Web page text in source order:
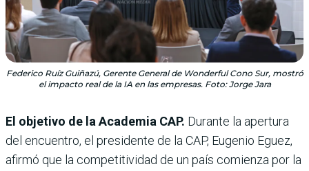
Federico Ruíz Guiñazú, Gerente General de Wonderful Cono Sur, mostró
el impacto real de la IA en las empresas. Foto: Jorge Jara
El objetivo de la Academia CAP. Durante la apertura
del encuentro, el presidente de la CAP, Eugenio Eguez,
afirmó que la competitividad de un país comienza por la